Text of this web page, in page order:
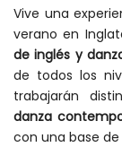
Vive una
verano en
de inglés y
de todos los
trabajarán
danza
con una base de